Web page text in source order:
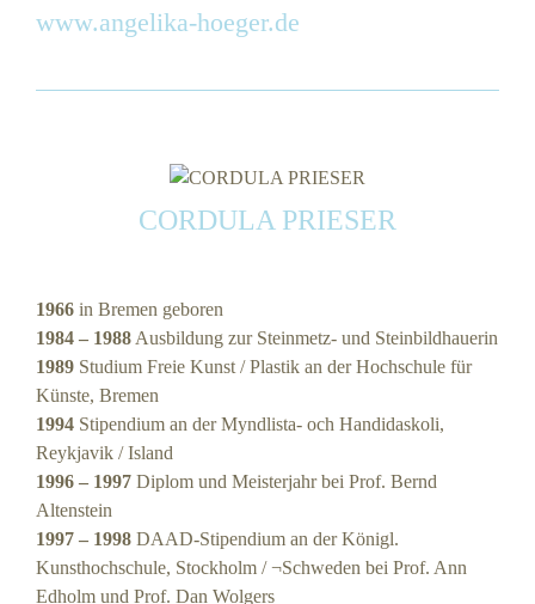
www.angelika-hoeger.de
CORDULA PRIESER
1966 in Bremen geboren
1984 – 1988 Ausbildung zur Steinmetz- und Steinbildhauerin
1989 Studium Freie Kunst / Plastik an der Hochschule für
Künste, Bremen
1994 Stipendium an der Myndlista- och Handidaskoli,
Reykjavik / Island
1996 – 1997 Diplom und Meisterjahr bei Prof. Bernd
Altenstein
1997 – 1998 DAAD-Stipendium an der Königl.
Kunsthochschule, Stockholm / ¬Schweden bei Prof. Ann
Edholm und Prof. Dan Wolgers